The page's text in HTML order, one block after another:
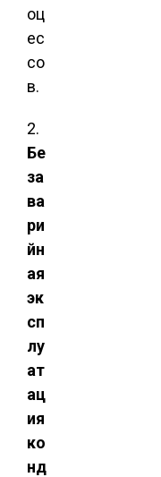
оц
ес
со
в.
2.
Бе
за
ва
ри
йн
ая
эк
сп
лу
ат
ац
ия
ко
нд